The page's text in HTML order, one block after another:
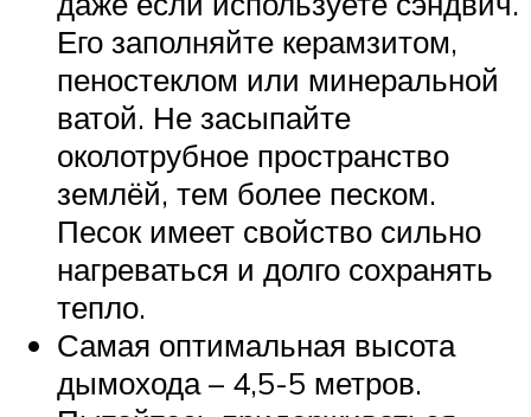
Его заполняйте керамзитом,
пеностеклом или минеральной
ватой. Не засыпайте
околотрубное пространство
землёй, тем более песком.
Песок имеет свойство сильно
нагреваться и долго сохранять
тепло.
Самая оптимальная высота
дымохода – 4,5-5 метров.